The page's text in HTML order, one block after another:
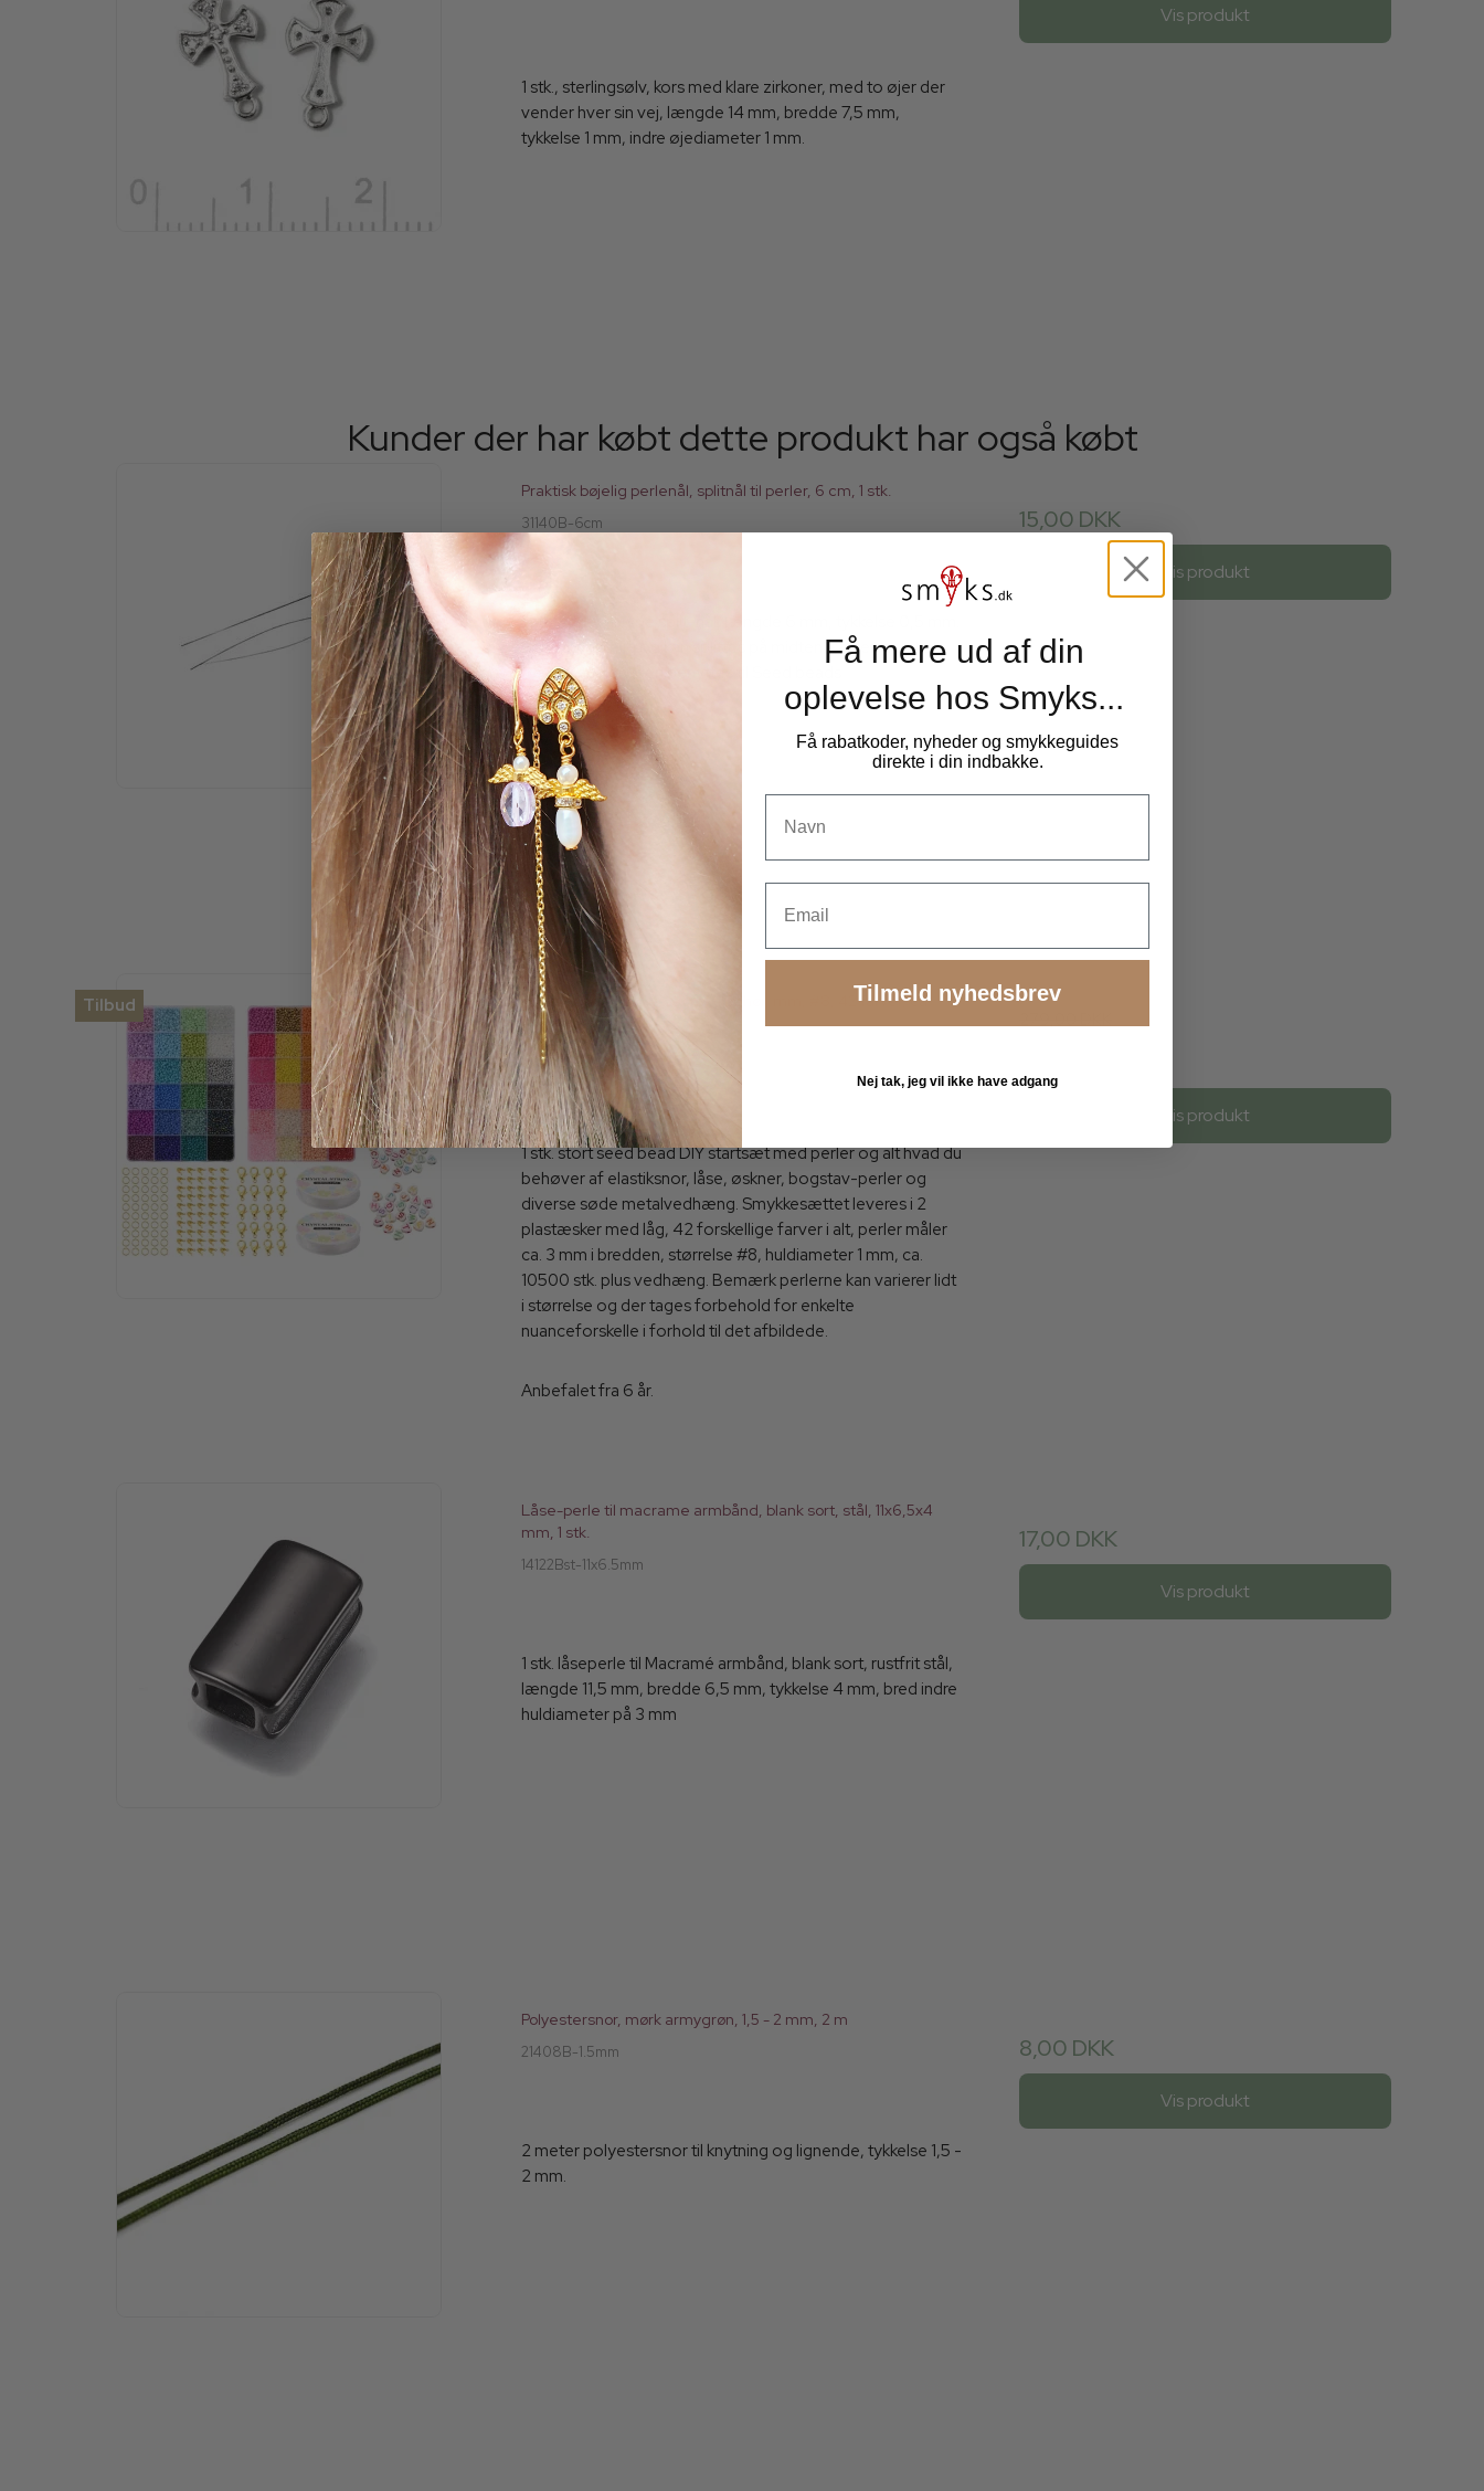
1 stk., sterlingsølv, kors med klare zirkoner, med to øjer der
vender hver sin vej, længde 14 mm, bredde 7,5 mm,
tykkelse 1 mm, indre øjediameter 1 mm.
Vis produkt
Kunder der har købt dette produkt har også købt
Praktisk bøjelig perlenål, splitnål til perler, 6 cm, 1 stk.
31140B-6cm
1 stk. Perlenål type split-nål, længde 6 mm, tykkelse 0,5 mm.
Nålen er bøjelig og kan splittes på midten, så den er let at
tråde. Kan desuden benyttes til Seed beads
15,00 DKK
Vis produkt
Tilbud
Seed bead smykkesæt m. tilbehør, mm, #8, 42 farver, ca.
10500 perler
1886Ec48-8
1 stk. stort seed bead DIY startsæt med perler og alt hvad du
behøver af elastiksnor, låse, øskner, bogstav-perler og
diverse søde metalvedhæng. Smykkesættet leveres i 2
plastæsker med låg, 42 forskellige farver i alt, perler måler
ca. 3 mm i bredden, størrelse #8, huldiameter 1 mm, ca.
10500 stk. plus vedhæng. Bemærk perlerne kan varierer lidt
i størrelse og der tages forbehold for enkelte
nuanceforskelle i forhold til det afbildede.
Anbefalet fra 6 år.
Vis produkt
Låse-perle til macrame armbånd, blank sort, stål, 11x6,5x4
mm, 1 stk.
14122Bst-11x6.5mm
1 stk. låseperle til Macramé armbånd, blank sort, rustfrit stål,
længde 11,5 mm, bredde 6,5 mm, tykkelse 4 mm, bred indre
huldiameter på 3 mm
17,00 DKK
Vis produkt
Polyestersnor, mørk armygrøn, 1,5 - 2 mm, 2 m
21408B-1.5mm
2 meter polyestersnor til knytning og lignende, tykkelse 1,5 -
2 mm.
8,00 DKK
Vis produkt
Få mere ud af din
oplevelse hos Smyks...
Få rabatkoder, nyheder og smykkeguides
direkte i din indbakke.
Tilmeld nyhedsbrev
Nej tak, jeg vil ikke have adgang